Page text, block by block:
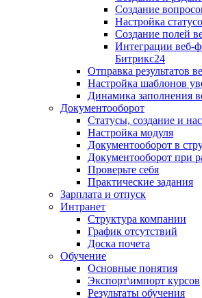
Создание
Настройка
Создание полей
Интеграции веб-
Битрикс24
Отправка результатов
Настройка шаблонов
Динамика заполнения
Документооборот
Статусы, создание и
Настройка модуля
Документооборот в
Документооборот при
Проверьте себя
Практические задания
Зарплата и отпуск
Интранет
Структура компании
График отсутствий
Доска почета
Обучение
Основные понятия
Экспорт\импорт курсов
Результаты обучения